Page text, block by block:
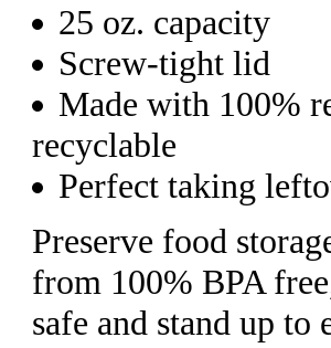
25 oz. capacity
Screw-tight lid
Made with 100%
recyclable
Perfect taking
Preserve food
from 100% BPA
safe and stand up to